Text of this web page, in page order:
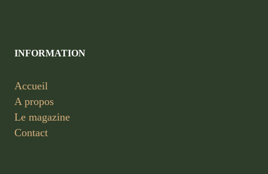
INFORMATION
Accueil
A propos
Le magazine
Contact